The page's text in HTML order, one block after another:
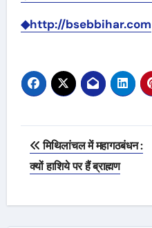
◆http://bsebbihar.com
Post
navigation
मिथिलांचल में महागठबंधन :
क्यों हाशिये पर हैं ब्राह्मण